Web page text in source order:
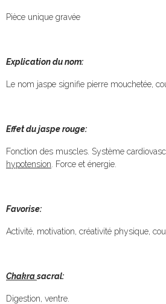
Pièce unique gravée
Explication du nom:
Le nom jaspe signifie pierre mouchetée,
Effet du jaspe rouge:
Fonction des muscles. Système
hypotension . Force et énergie.
Favorise:
Activité, motivation, créativité physique,
Chakrasacral:
Digestion, ventre.